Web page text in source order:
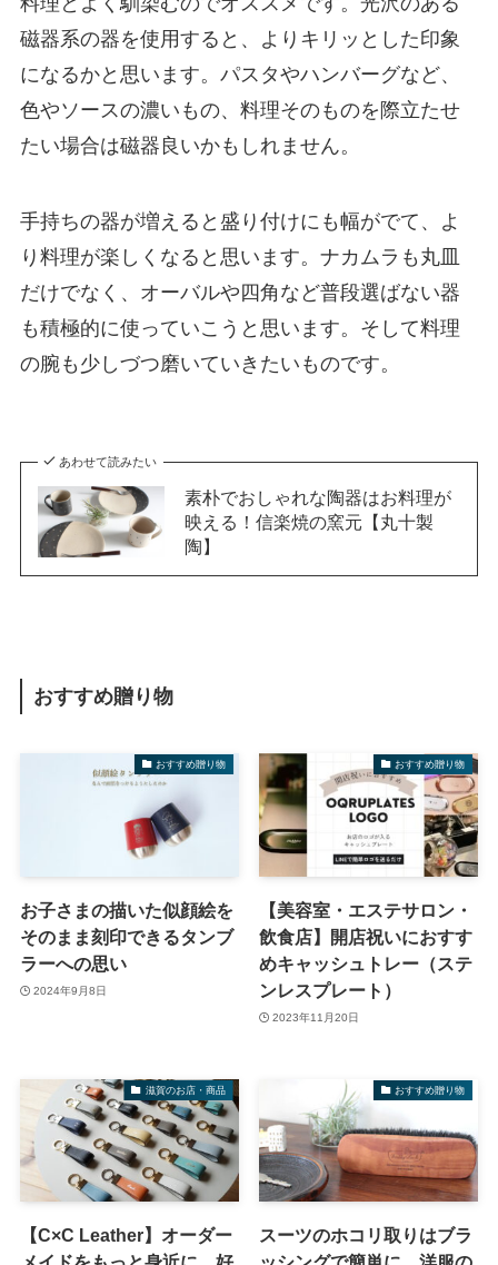
磁器系の器を使用すると、よりキリッとした印象
になるかと思います。パスタやハンバーグなど、
色やソースの濃いもの、料理そのものを際立たせ
たい場合は磁器良いかもしれません。
手持ちの器が増えると盛り付けにも幅がでて、よ
り料理が楽しくなると思います。ナカムラも丸皿
だけでなく、オーバルや四角など普段選ばない器
も積極的に使っていこうと思います。そして料理
の腕も少しづつ磨いていきたいものです。
あわせて読みたい
素朴でおしゃれな陶器はお料理が
映える！信楽焼の窯元【丸十製
陶】
おすすめ贈り物
おすすめ贈り物
お子さまの描いた似顔絵を
そのまま刻印できるタンブ
ラーへの思い
2024年9月8日
おすすめ贈り物
【美容室・エステサロン・
飲食店】開店祝いにおすす
めキャッシュトレー（ステ
ンレスプレート）
2023年11月20日
滋賀のお店・商品
【C×C Leather】オーダー
おすすめ贈り物
スーツのホコリ取りはブラ